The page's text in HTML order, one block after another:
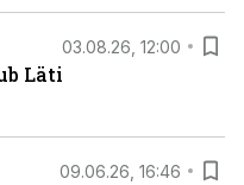
03.08.26, 12:00
Läti
09.06.26, 16:46